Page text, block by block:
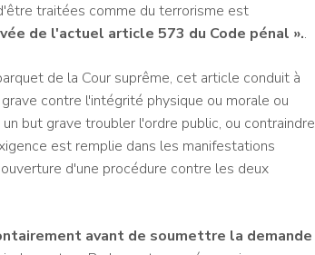
traitées comme du terrorisme est
de l'actuel article 573 du Code pénal »..
de la Cour suprême, cet article conduit à
contre l'intégrité physique ou morale ou
but grave troubler l'ordre public, ou contraindre
est remplie dans les manifestations
d'une procédure contre les deux
avant de soumettre la demande